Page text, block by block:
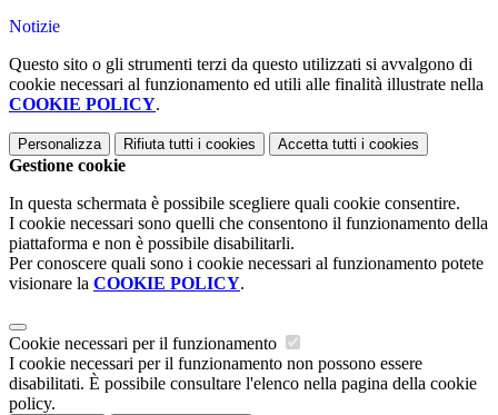
Notizie
Questo sito o gli strumenti terzi da questo utilizzati si avvalgono di
cookie necessari al funzionamento ed utili alle finalità illustrate nella
COOKIE POLICY.
Personalizza Rifiuta tutti i cookies Accetta tutti i cookies
Gestione cookie
In questa schermata è possibile scegliere quali cookie consentire.
I cookie necessari sono quelli che consentono il funzionamento della
piattaforma e non è possibile disabilitarli.
Per conoscere quali sono i cookie necessari al funzionamento potete
visionare la COOKIE POLICY.
Cookie necessari per il funzionamento
I cookie necessari per il funzionamento non possono essere
disabilitati. È possibile consultare l'elenco nella pagina della cookie
policy.